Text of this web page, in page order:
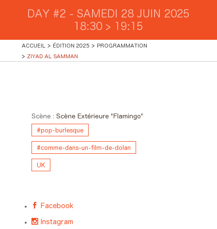
DAY #2 - SAMEDI 28 JUIN 2025
18:30 > 19:15
ACCUEIL ÉDITION 2025 PROGRAMMATION
ZIYAD AL SAMMAN
Scène : Scène Extérieure "Flamingo"
#pop-burlesque
#comme-dans-un-film-de-dolan
UK
Facebook
Instagram